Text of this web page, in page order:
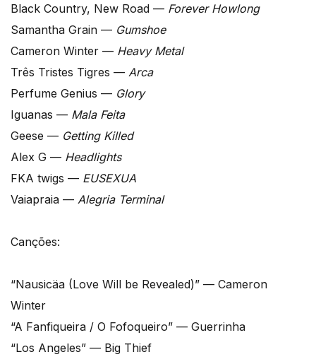
Black Country, New Road — Forever Howlong
Samantha Grain — Gumshoe
Cameron Winter — Heavy Metal
Três Tristes Tigres — Arca
Perfume Genius — Glory
Iguanas — Mala Feita
Geese — Getting Killed
Alex G — Headlights
FKA twigs — EUSEXUA
Vaiapraia — Alegria Terminal
Canções:
“Nausicäa (Love Will be Revealed)” — Cameron
Winter
“A Fanfiqueira / O Fofoqueiro” — Guerrinha
“Los Angeles” — Big Thief